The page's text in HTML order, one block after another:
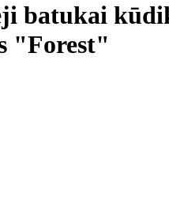
batukai
"Forest"